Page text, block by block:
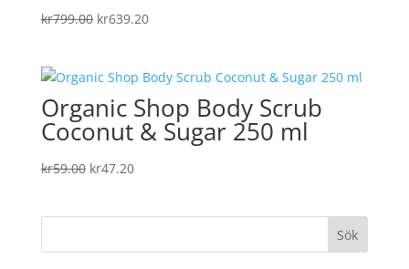
kr799.00 Det
var:
kr799.00.
kr639.20Det
är:
kr639.20.
Organic Shop Body Scrub
Coconut & Sugar 250 ml
kr59.00 Det
kr59.00.
kr47.20Det
kr47.20.